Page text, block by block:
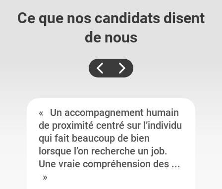
Ce que nos candidats disent
de nous
Un accompagnement humain
de proximité centré sur l’individu
qui fait beaucoup de bien
lorsque l’on recherche un job.
Une vraie compréhension des ...